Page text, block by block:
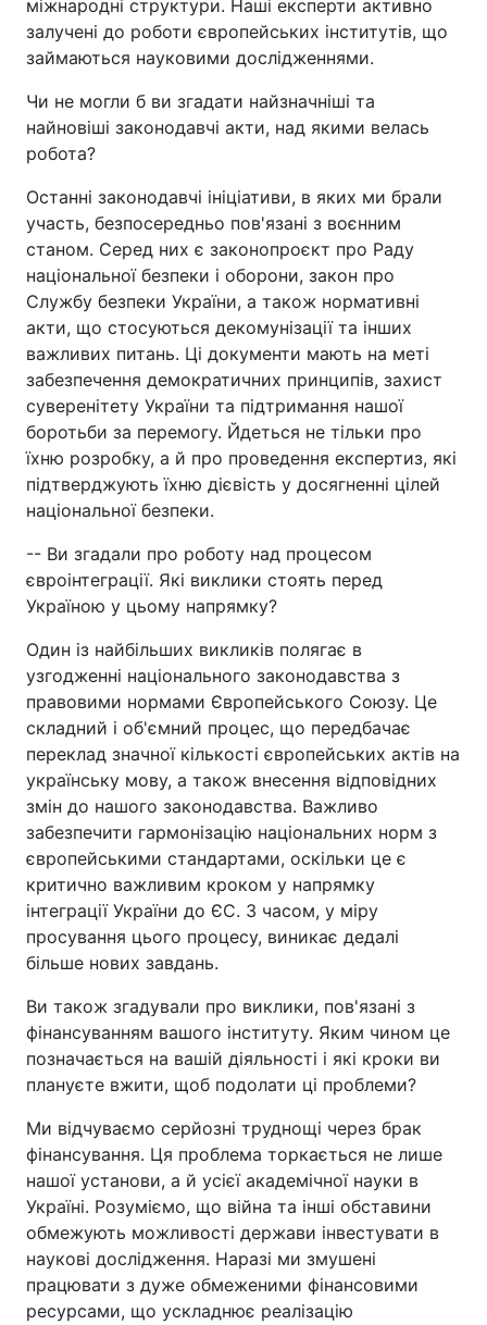
міжнародні структури. Наші експерти активно
залучені до роботи європейських інститутів, що
займаються науковими дослідженнями.
Чи не могли б ви згадати найзначніші та
найновіші законодавчі акти, над якими велась
робота?
Останні законодавчі ініціативи, в яких ми брали
участь, безпосередньо пов'язані з воєнним
станом. Серед них є законопроєкт про Раду
національної безпеки і оборони, закон про
Службу безпеки України, а також нормативні
акти, що стосуються декомунізації та інших
важливих питань. Ці документи мають на меті
забезпечення демократичних принципів, захист
суверенітету України та підтримання нашої
боротьби за перемогу. Йдеться не тільки про
їхню розробку, а й про проведення експертиз, які
підтверджують їхню дієвість у досягненні цілей
національної безпеки.
-- Ви згадали про роботу над процесом
євроінтеграції. Які виклики стоять перед
Україною у цьому напрямку?
Один із найбільших викликів полягає в
узгодженні національного законодавства з
правовими нормами Європейського Союзу. Це
складний і об'ємний процес, що передбачає
переклад значної кількості європейських актів на
українську мову, а також внесення відповідних
змін до нашого законодавства. Важливо
забезпечити гармонізацію національних норм з
європейськими стандартами, оскільки це є
критично важливим кроком у напрямку
інтеграції України до ЄС. З часом, у міру
просування цього процесу, виникає дедалі
більше нових завдань.
Ви також згадували про виклики, пов'язані з
фінансуванням вашого інституту. Яким чином це
позначається на вашій діяльності і які кроки ви
плануєте вжити, щоб подолати ці проблеми?
Ми відчуваємо серйозні труднощі через брак
фінансування. Ця проблема торкається не лише
нашої установи, а й усієї академічної науки в
Україні. Розуміємо, що війна та інші обставини
обмежують можливості держави інвестувати в
наукові дослідження. Наразі ми змушені
працювати з дуже обмеженими фінансовими
ресурсами, що ускладнює реалізацію